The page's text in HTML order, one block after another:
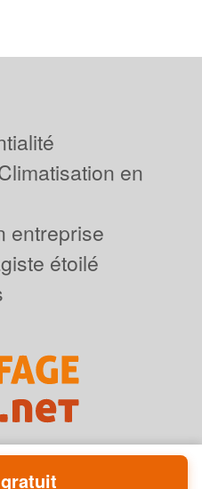
en
entreprise
étoilé